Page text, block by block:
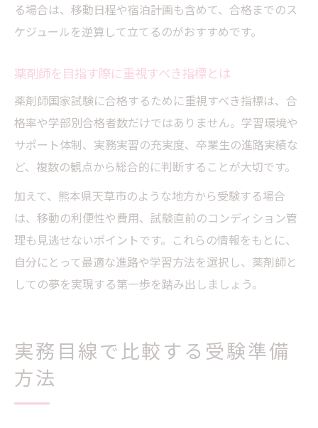
る場合は、移動日程や宿泊計画も含めて、合格までのス
ケジュールを逆算して立てるのがおすすめです。
薬剤師を目指す際に重視すべき指標とは
薬剤師国家試験に合格するために重視すべき指標は、合
格率や学部別合格者数だけではありません。学習環境や
サポート体制、実務実習の充実度、卒業生の進路実績な
ど、複数の観点から総合的に判断することが大切です。
加えて、熊本県天草市のような地方から受験する場合
は、移動の利便性や費用、試験直前のコンディション管
理も見逃せないポイントです。これらの情報をもとに、
自分にとって最適な進路や学習方法を選択し、薬剤師と
しての夢を実現する第一歩を踏み出しましょう。
実務目線で比較する受験準備
方法